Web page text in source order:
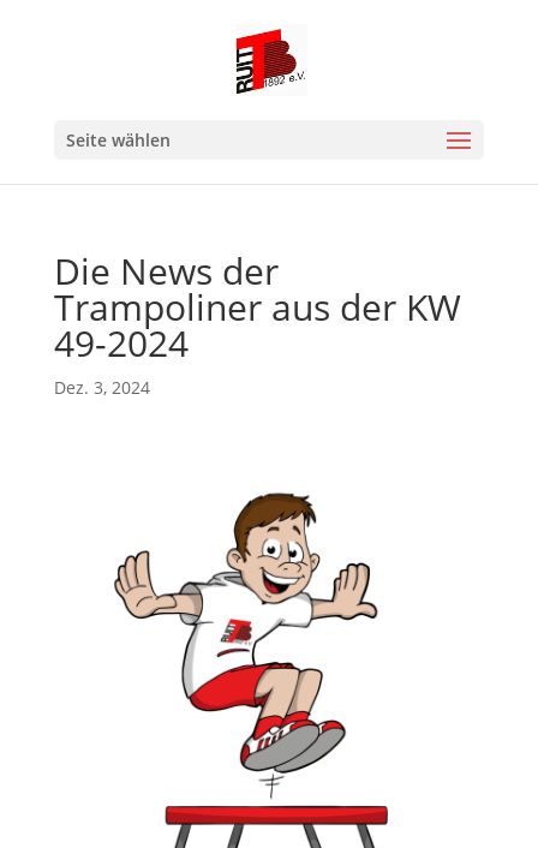
Seite wählen
Die News der
Trampoliner aus der KW
49-2024
Dez. 3, 2024